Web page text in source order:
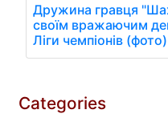
Дружина гравця
своїм вражаючим
Ліги чемпіонів (фото)
Categories